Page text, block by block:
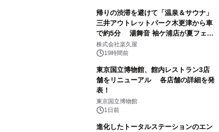
帰りの渋滞を避けて「温泉＆サウナ」
三井アウトレットパーク木更津から車
で約5分 湯舞音 袖ケ浦店が夏フェア
メニューを提供
株式会社楽久屋
19時間前
東京国立博物館、館内レストラン3店
舗をリニューアル 各店舗の詳細を発
表！
東京国立博物館
1日前
進化したトータルステーションのエン